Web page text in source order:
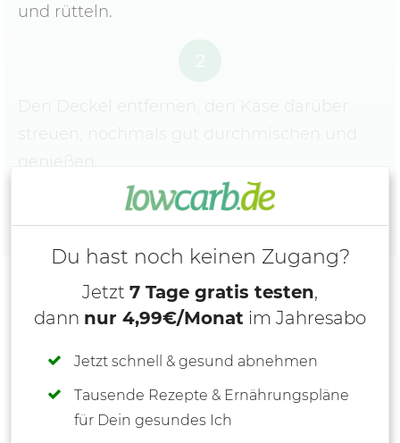
und rütteln.
Du hast noch keinen Zugang?
Jetzt 7 Tage gratis testen,
dann nur 4,99€/Monat im Jahresabo
Jetzt schnell & gesund abnehmen
Tausende Rezepte & Ernährungspläne
für Dein gesundes Ich